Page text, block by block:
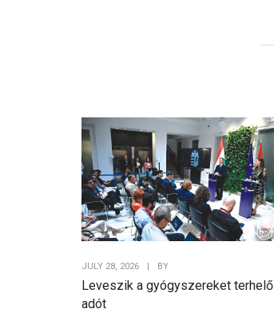
JULY 28, 2026 BY
Leveszik a gyógyszereket terhelő
adót